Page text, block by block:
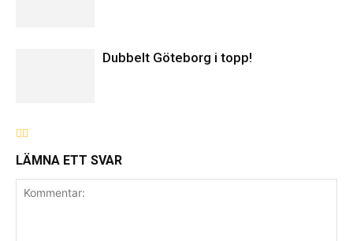
Dubbelt Göteborg i topp!
LÄMNA ETT SVAR